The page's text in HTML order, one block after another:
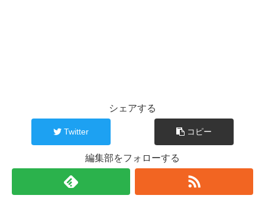
シェアする
Twitter コピー
編集部をフォローする